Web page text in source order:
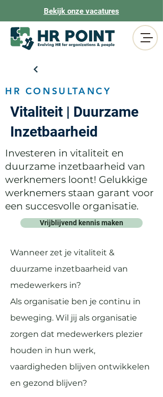
Bekijk onze vacatures
HR CONSULTANCY
Vitaliteit | Duurzame
Inzetbaarheid
Investeren in vitaliteit en
duurzame inzetbaarheid van
werknemers loont! Gelukkige
werknemers staan garant voor
een succesvolle organisatie.
Vrijblijvend kennis maken
Wanneer zet je vitaliteit &
duurzame inzetbaarheid van
medewerkers in?
Als organisatie ben je continu in
beweging. Wil jij als organisatie
zorgen dat medewerkers plezier
houden in hun werk,
vaardigheden blijven ontwikkelen
en gezond blijven?